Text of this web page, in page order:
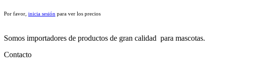
Por favor, inicia sesión para ver los precios
Somos importadores de productos de gran calidad para mascotas.
Contacto